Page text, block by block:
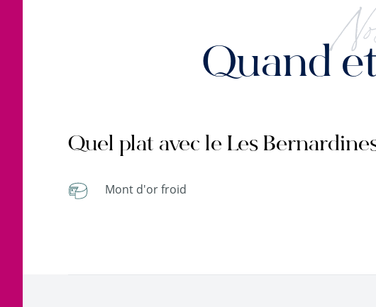
Quand
Quel plat avec le Les
Mont d'or froid